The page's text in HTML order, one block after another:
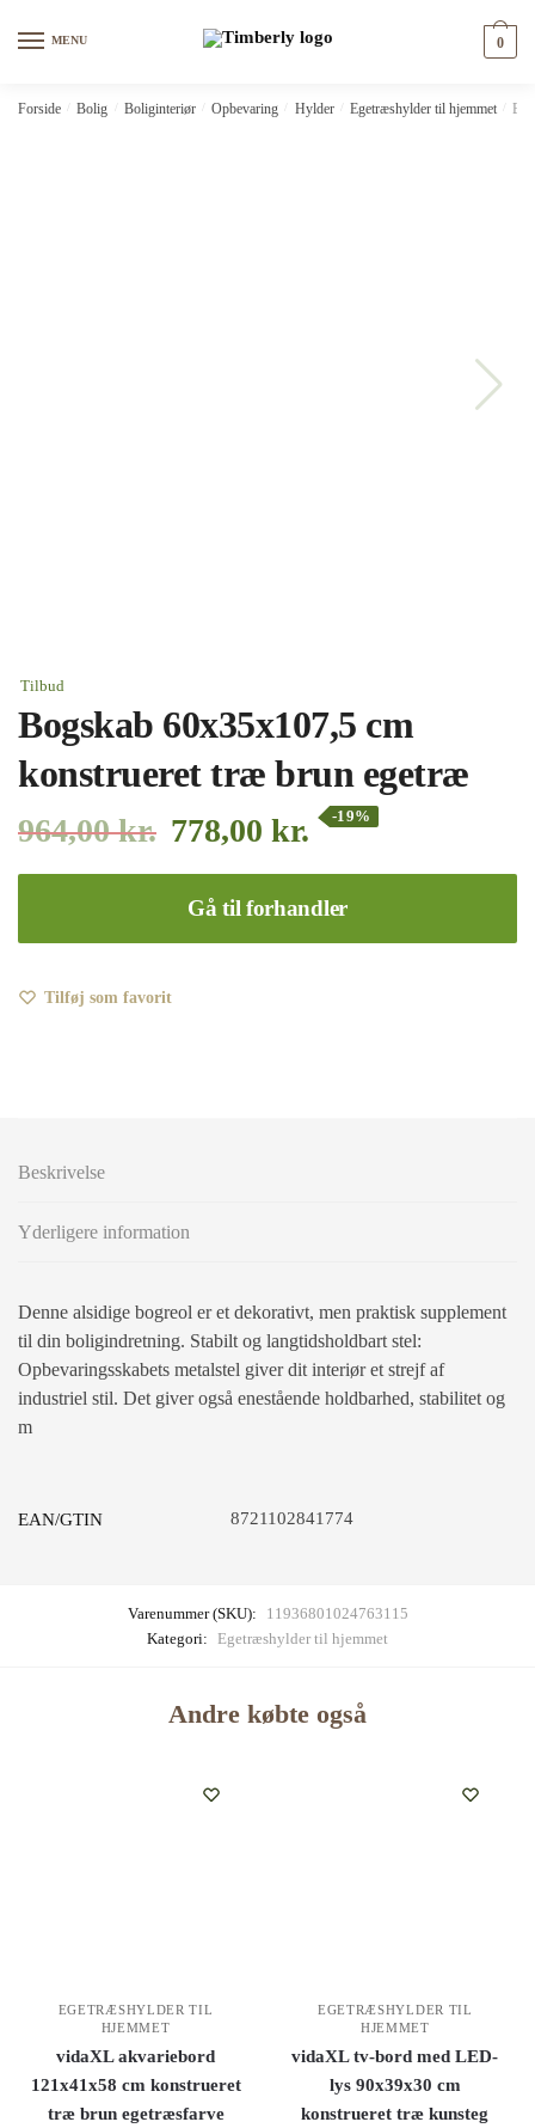
MENU 0
Forside Bolig Boliginteriør Opbevaring Hylder Egetræshylder til hjemmet
Tilbud
Bogskab 60x35x107,5 cm
konstrueret træ brun egetræ
964,00kr. 778,00 kr. -19%
Gå til forhandler
Tilføj som favorit
Beskrivelse
Yderligere information
Denne alsidige bogreol er et dekorativt, men praktisk supplement
til din boligindretning. Stabilt og langtidsholdbart stel:
Opbevaringsskabets metalstel giver dit interiør et strejf af
industriel stil. Det giver også enestående holdbarhed, stabilitet og
m
EAN/GTIN 8721102841774
Varenummer (SKU):
11936801024763115
Kategori: Egetræshylder til hjemmet
Andre købte også
EGETRÆSHYLDER TIL
HJEMMET
vidaXL akvariebord
121x41x58 cm konstrueret
træ brun egetræsfarve
EGETRÆSHYLDER TIL
HJEMMET
vidaXL tv-bord med LED-
lys 90x39x30 cm
konstrueret træ kunsteg